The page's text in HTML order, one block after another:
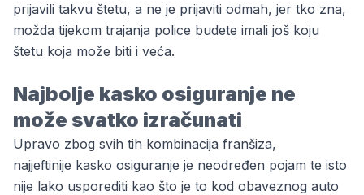
prijavili takvu štetu, a ne je prijaviti odmah, jer tko zna,
možda tijekom trajanja police budete imali još koju
štetu koja može biti i veća.
Najbolje kasko osiguranje ne
može svatko izračunati
Upravo zbog svih tih kombinacija franšiza,
najjeftinije kasko osiguranje je neodređen pojam te isto
nije lako usporediti kao što je to kod obaveznog auto